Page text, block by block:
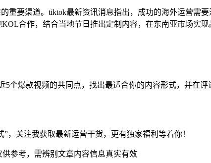
重要渠道。tiktok最新资讯消息指出，成功的海外运营需
合作，结合当地节日推出定制内容，在东南亚市场实
5个爆款视频的共同点，找出最适合你的内容形式，并在
，关注我获取最新运营干货，更有独家福利等着你！
参考，需辨别文章内容信息真实有效